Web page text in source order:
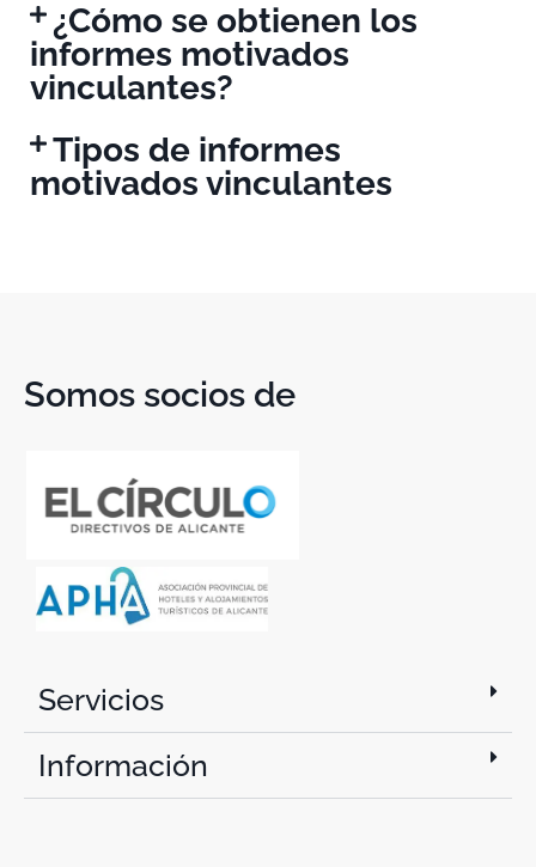
¿Cómo se obtienen los
informes motivados
vinculantes?
Tipos de informes
motivados vinculantes
Somos socios de
Servicios
Información